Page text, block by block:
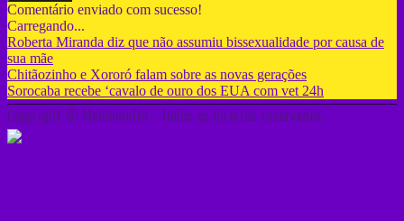
Comentário enviado com sucesso!
Carregando...
Roberta Miranda diz que não assumiu bissexualidade por causa de
sua mãe
Chitãozinho e Xororó falam sobre as novas gerações
Sorocaba recebe ‘cavalo de ouro dos EUA com vet 24h
Copyright © Medonhofm - Todos os direitos reservados.